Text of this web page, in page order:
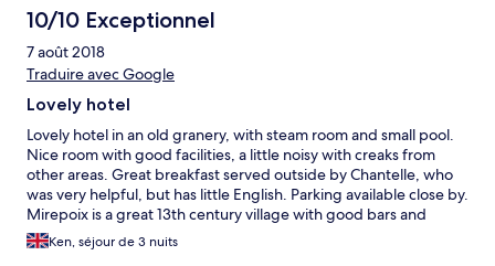
10/10 Exceptionnel
7 août 2018
Traduire avec Google
Lovely hotel
Lovely hotel in an old granery, with steam room and small pool.
Nice room with good facilities, a little noisy with creaks from
other areas. Great breakfast served outside by Chantelle, who
was very helpful, but has little English. Parking available close by.
Mirepoix is a great 13th century village with good bars and
restaurants, and a fun market every Monday. No hesitation in
recommending this hotel and village.
Ken, séjour de 3 nuits